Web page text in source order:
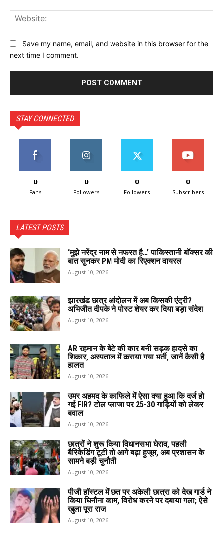
Save my name, email, and website in this browser for the
next time I comment.
STAY CONNECTED
0
Fans
0
Followers
0
Followers
0
Subscribers
LATEST POSTS
‘मुझे नरेंद्र नाम से नफरत है…’ पाकिस्तानी बॉक्सर की
बात सुनकर PM मोदी का रिएक्शन वायरल
August 10, 2026
झारखंड छात्र आंदोलन में अब किसकी एंट्री?
अभिजीत दीपके ने पोस्ट शेयर कर दिया बड़ा संदेश
August 10, 2026
AR रहमान के बेटे की कार बनी सड़क हादसे का
शिकार, अस्पताल में कराया गया भर्ती, जानें कैसी है
हालत
August 10, 2026
उमर अहमद के काफिले में ऐसा क्या हुआ कि दर्ज हो
गई FIR? टोल प्लाजा पर 25-30 गाड़ियों को लेकर
बवाल
August 10, 2026
छात्रों ने शुरू किया विधानसभा घेराव, पहली
बैरिकेडिंग टूटी तो आगे बढ़ा हुजूम, अब प्रशासन के
सामने बड़ी चुनौती
August 10, 2026
पीजी हॉस्टल में छत पर अकेली छात्रा को देख गार्ड ने
किया घिनौना काम, विरोध करने पर दबाया गला; ऐसे
खुला पूरा राज
August 10, 2026